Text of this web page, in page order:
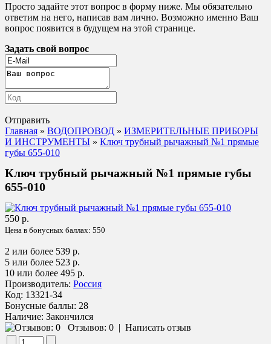
Просто задайте этот вопрос в форму ниже. Мы обязательно
ответим на него, написав вам лично. Возможно именно Ваш
вопрос появится в будущем на этой странице.
Задать свой вопрос
Отправить
Главная » ВОДОПРОВОД » ИЗМЕРИТЕЛЬНЫЕ ПРИБОРЫ
И ИНСТРУМЕНТЫ » Ключ трубный рычажный №1 прямые
губы 655-010
Ключ трубный рычажный №1 прямые губы
655-010
550 р.
Цена в бонусных баллах: 550
2 или более 539 р.
5 или более 523 р.
10 или более 495 р.
Производитель: Россия
Код: 13321-34
Бонусные баллы: 28
Наличие: Закончился
Отзывов: 0 | Написать отзыв